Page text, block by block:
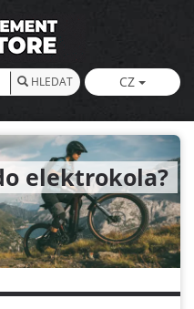
HLEDAT CZ
elektrokola?